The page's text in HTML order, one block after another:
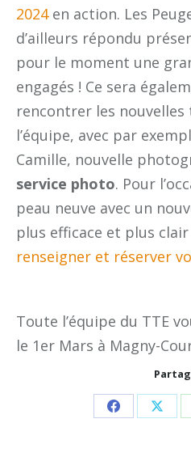
2024en action. Les
d’ailleurs répondu
pour le moment une
engagés ! Ce sera
rencontrer les
l’équipe, avec par
Camille, nouvelle
service photo. Pour
peau neuve avec un
plus efficace et plus clair
renseigner et réserver
Toute l’équipe du TTE
le 1er Mars à Magny-
Share